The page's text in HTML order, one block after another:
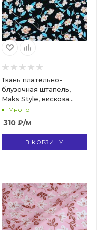
Ткань плательно-
блузочная штапель,
Maks Style, вискоза
100%, цвет ткани
черный, рисунок цветы,
арт. MS- 1226 C-2
Много
310 ₽/м
В КОРЗИНУ